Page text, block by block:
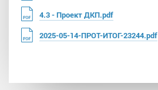
4.3 - Проект ДКП.pdf
2025-05-14-ПРОТ-ИТОГ-23244.pdf